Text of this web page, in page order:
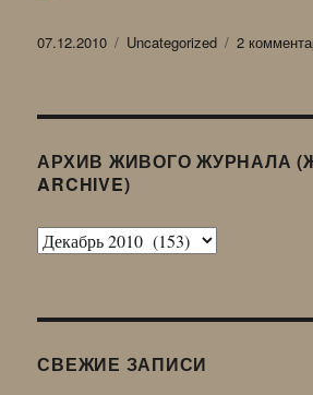
Опубликовано
07.12.2010 Рубрики
Uncategorized 2
АРХИВ ЖИВОГО ЖУРНАЛА
ARCHIVE)
Архив
LJ
СВЕЖИЕ ЗАПИСИ